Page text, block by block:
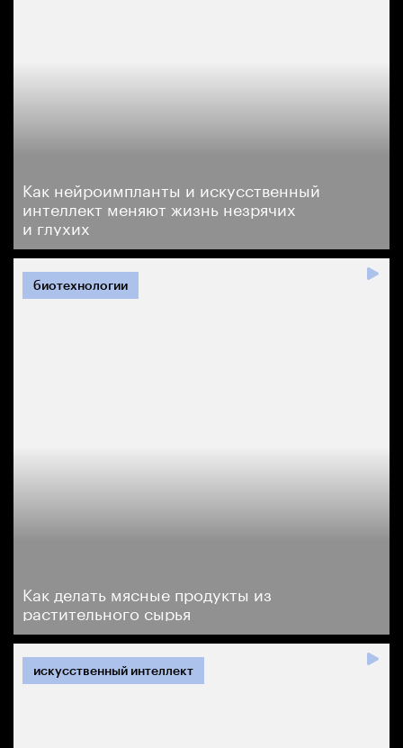
Как нейроимпланты и искусственный
интеллект меняют жизнь незрячих
и глухих
Как делать мясные продукты из
растительного сырья
биотехнологии
искусственный интеллект